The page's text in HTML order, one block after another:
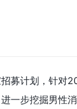
募计划，针对
一步挖掘男性